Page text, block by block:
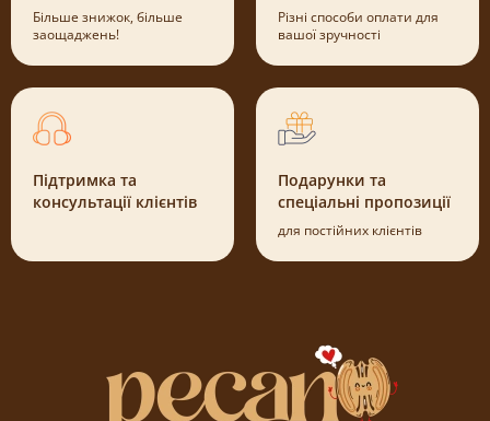
Більше знижок, більше
заощаджень!
Різні способи оплати для
вашої зручності
Підтримка та
консультації клієнтів
Подарунки та
спеціальні пропозиції
для постійних клієнтів